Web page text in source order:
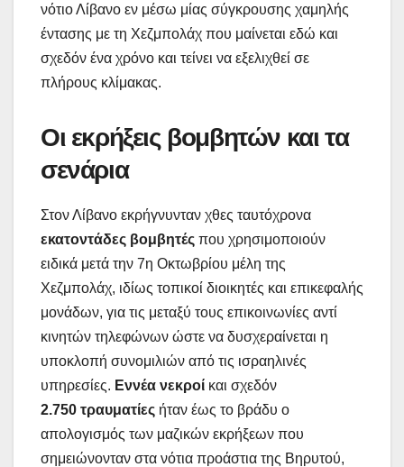
νότιο Λίβανο εν μέσω μίας σύγκρουσης χαμηλής
έντασης με τη Χεζμπολάχ που μαίνεται εδώ και
σχεδόν ένα χρόνο και τείνει να εξελιχθεί σε
πλήρους κλίμακας.
Οι εκρήξεις βομβητών και τα
σενάρια
Στον Λίβανο εκρήγνυνταν χθες ταυτόχρονα
εκατοντάδες βομβητές που χρησιμοποιούν
ειδικά μετά την 7η Οκτωβρίου μέλη της
Χεζμπολάχ, ιδίως τοπικοί διοικητές και επικεφαλής
μονάδων, για τις μεταξύ τους επικοινωνίες αντί
κινητών τηλεφώνων ώστε να δυσχεραίνεται η
υποκλοπή συνομιλιών από τις ισραηλινές
υπηρεσίες. Εννέα νεκροί και σχεδόν
2.750 τραυματίες ήταν έως το βράδυ ο
απολογισμός των μαζικών εκρήξεων που
σημειώνονταν στα νότια προάστια της Βηρυτού,